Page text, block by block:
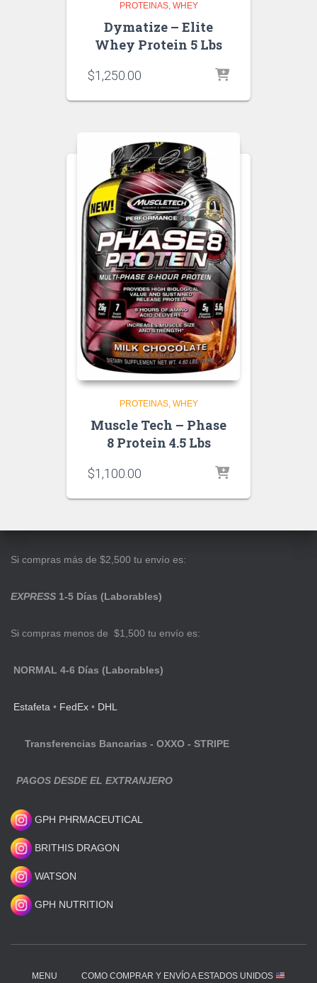
PROTEINAS WHEY
Dymatize – Elite
Whey Protein 5 Lbs
$1,250.00
PROTEINAS WHEY
Muscle Tech – Phase
8 Protein 4.5 Lbs
$1,100.00
Si compras más de $2,500 tu envío es:
EXPRESS 1-5 Días (Laborables)
Si compras menos de $1,500 tu envío es:
NORMAL 4-6 Días (Laborables)
Estafeta • FedEx • DHL
Transferencias Bancarias - OXXO - STRIPE
PAGOS DESDE EL EXTRANJERO
GPH PHRMACEUTICAL
BRITHIS DRAGON
WATSON
GPH NUTRITION
MENU COMO COMPRAR Y ENVÍO A ESTADOS UNIDOS